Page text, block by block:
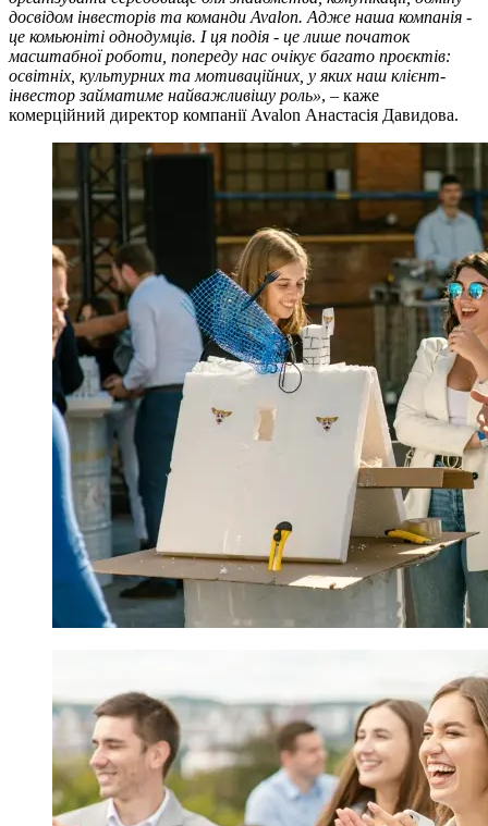
досвідом інвесторів та команди Avalon. Адже наша компанія -
це комьюніті однодумців. І ця подія - це лише початок
масштабної роботи, попереду нас очікує багато проєктів:
освітніх, культурних та мотиваційних, у яких наш клієнт-
інвестор займатиме найважливішу роль», – каже
комерційний директор компанії Avalon Анастасія Давидова.